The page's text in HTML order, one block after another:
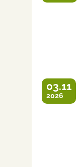
03.11
2026